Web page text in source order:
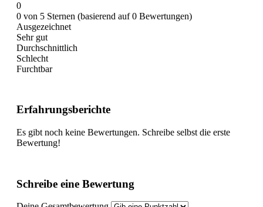
0
0 von 5 Sternen (basierend auf 0 Bewertungen)
Ausgezeichnet
Sehr gut
Durchschnittlich
Schlecht
Furchtbar
Erfahrungsberichte
Es gibt noch keine Bewertungen. Schreibe selbst die erste
Bewertung!
Schreibe eine Bewertung